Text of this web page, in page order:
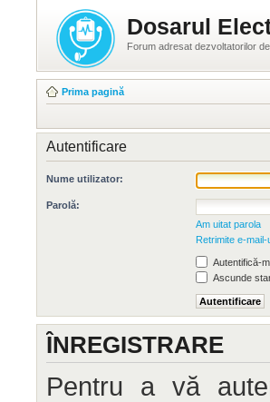
Dosarul
Forum adresat dezvoltatorilor
Prima pagină
Autentificare
Nume utilizator:
Parolă:
Am uitat parola
Retrimite e-
Autentifică-
Ascunde
ÎNREGISTRARE
Pentru a vă